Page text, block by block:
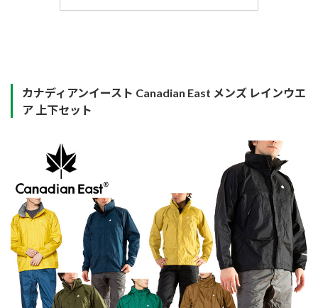
カナディアンイースト Canadian East メンズ レインウエ
ア上下セット